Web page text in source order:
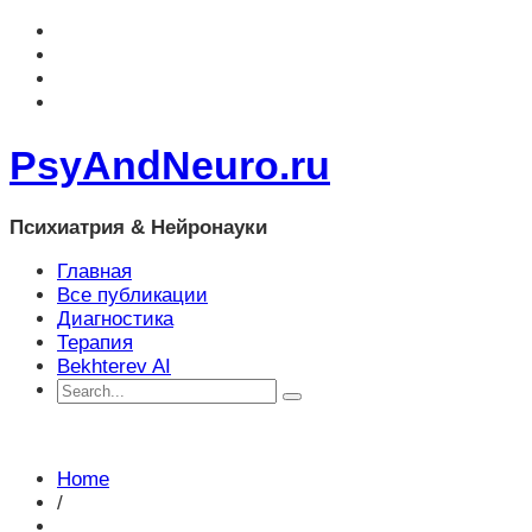
PsyAndNeuro.ru
Психиатрия & Нейронауки
Главная
Все публикации
Диагностика
Терапия
Bekhterev AI
Home
/